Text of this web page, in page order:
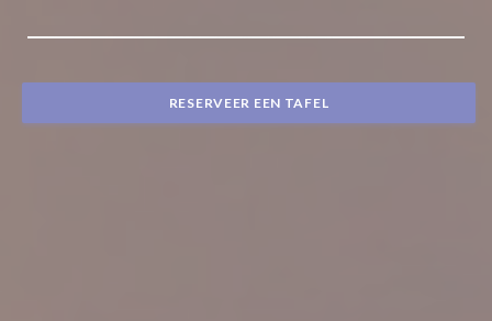
RESERVEER EEN TAFEL